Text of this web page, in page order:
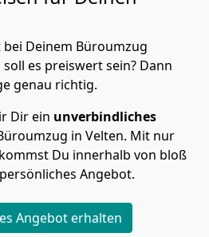
Deinem Büroumzug
es preiswert sein? Dann
genau richtig.
Dir ein unverbindliches
in Velten. Mit nur
Du innerhalb von bloß
Angebot.
Angebot erhalten